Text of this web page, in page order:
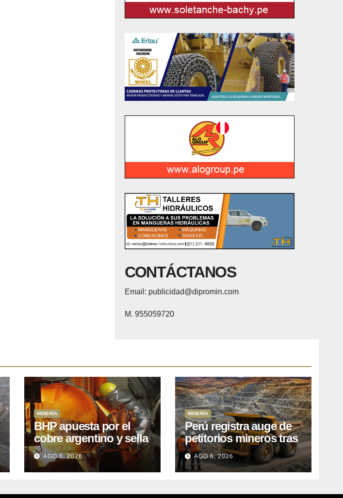
CONTÁCTANOS
Email: publicidad@dipromin.com
M. 955059720
MINERÍA
BHP apuesta por el
cobre argentino y sella
acuerdo con Kobrea
para siete proyecto
AGO 6, 2026
MINERÍA
Perú registra auge de
petitorios mineros tras
liberación de más de
mil concesiones para
explorar cobre y oro
AGO 6, 2026